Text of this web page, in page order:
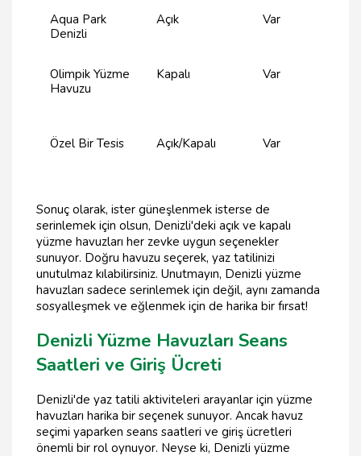
Aqua Park
Denizli
Açık Var
Olimpik Yüzme
Havuzu
Kapalı Var
Özel Bir Tesis Açık/Kapalı Var
Sonuç olarak, ister güneşlenmek isterse de
serinlemek için olsun, Denizli'deki açık ve kapalı
yüzme havuzları her zevke uygun seçenekler
sunuyor. Doğru havuzu seçerek, yaz tatilinizi
unutulmaz kılabilirsiniz. Unutmayın, Denizli yüzme
havuzları sadece serinlemek için değil, aynı zamanda
sosyalleşmek ve eğlenmek için de harika bir fırsat!
Denizli Yüzme Havuzları Seans
Saatleri ve Giriş Ücreti
Denizli'de yaz tatili aktiviteleri arayanlar için yüzme
havuzları harika bir seçenek sunuyor. Ancak havuz
seçimi yaparken seans saatleri ve giriş ücretleri
önemli bir rol oynuyor. Neyse ki, Denizli yüzme